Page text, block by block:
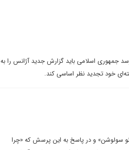
جمهوری اسلامی باید گزارش جدید آژانس را به
خود تجدید نظر اساسی کند.
سولوشن» و در پاسخ به این پرسش که «چرا